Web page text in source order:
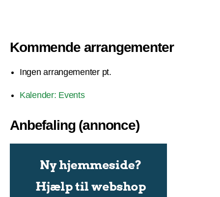
Kommende arrangementer
Ingen arrangementer pt.
Kalender: Events
Anbefaling (annonce)